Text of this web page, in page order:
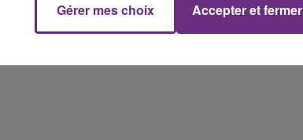
15h00 - 19h00
Le Club Champagne FM
Gérer mes choix Accepter et fermer